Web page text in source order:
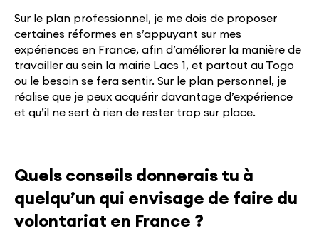
Sur le plan professionnel, je me dois de proposer
certaines réformes en s’appuyant sur mes
expériences en France, afin d’améliorer la manière de
travailler au sein la mairie Lacs 1, et partout au Togo
ou le besoin se fera sentir. Sur le plan personnel, je
réalise que je peux acquérir davantage d’expérience
et qu’il ne sert à rien de rester trop sur place.
Quels conseils donnerais tu à
quelqu’un qui envisage de faire du
volontariat en France ?